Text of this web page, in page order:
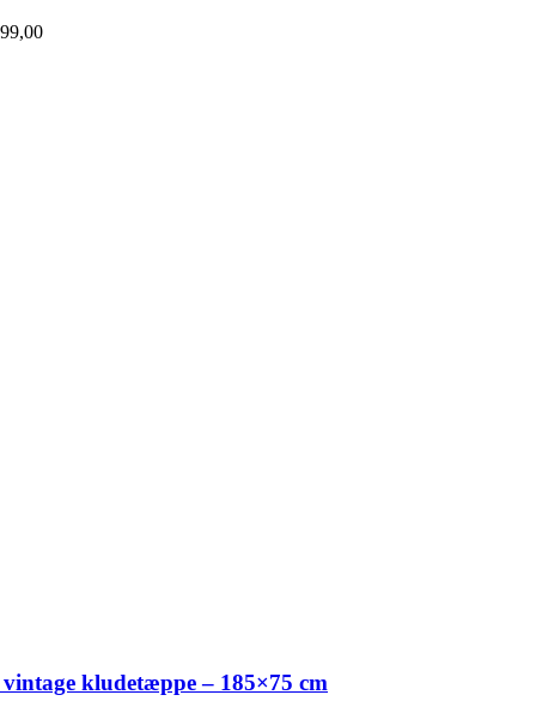
vintage kludetæppe – 185×75 cm